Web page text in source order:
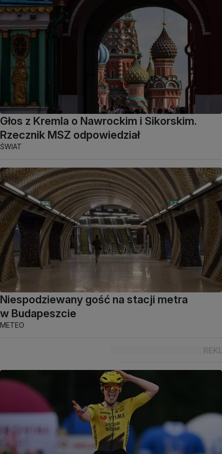
Głos z Kremla o Nawrockim i Sikorskim.
Rzecznik MSZ odpowiedział
ŚWIAT
Niespodziewany gość na stacji metra
w Budapeszcie
METEO